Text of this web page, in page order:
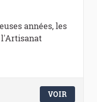
années, les
l'Artisanat
VOIR